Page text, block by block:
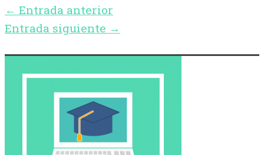
← Entrada anterior
Entrada siguiente →